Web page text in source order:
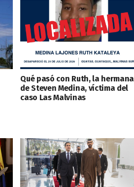
Qué pasó con Ruth, la hermana
de Steven Medina, víctima del
caso Las Malvinas